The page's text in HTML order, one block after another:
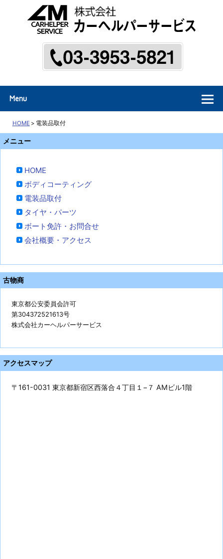
Menu
HOME > 電装品取付
メニュー
HOME
ボディコーティング
電装品取付
タイヤ・パーツ
ボート免許・お問合せ
会社概要・アクセス
古物商
東京都公安委員会許可
第304372521613号
株式会社カーヘルパーサービス
アクセスマップ
〒161-0031 東京都新宿区西落合４丁目１−７ AMビル1階